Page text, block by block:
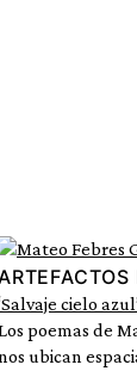
cielo
poemas de
ubican